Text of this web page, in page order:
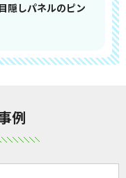
隠しパネルのピン
例